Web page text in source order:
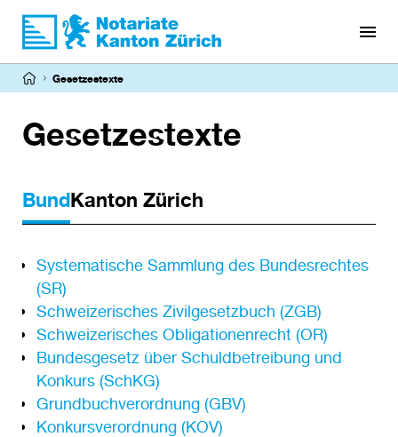
Direkt
zum
Pfadnavigation
Gesetzestexte
Gesetzestexte
BundKanton Zürich
Gesetze
Bund
Systematische Sammlung des Bundesrechtes
(SR)
Schweizerisches Zivilgesetzbuch (ZGB)
Schweizerisches Obligationenrecht (OR)
Bundesgesetz über Schuldbetreibung und
Konkurs (SchKG)
Grundbuchverordnung (GBV)
Konkursverordnung (KOV)